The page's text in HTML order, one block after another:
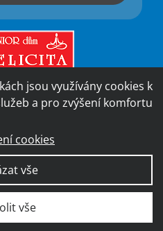
jsou využívány cookies k
a pro zvýšení komfortu
cookies
vše
vše